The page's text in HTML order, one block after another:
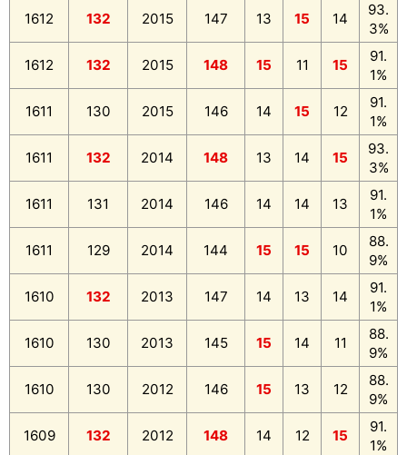
1612 132 2015 147 13 15 14
93.
3%
1612 132 2015 148 15 11 15
91.
1%
1611 130 2015 146 14 15 12
91.
1%
1611 132 2014 148 13 14 15
93.
3%
1611 131 2014 146 14 14 13
91.
1%
1611 129 2014 144 15 15 10
88.
9%
1610 132 2013 147 14 13 14
91.
1%
1610 130 2013 145 15 14 11
88.
9%
1610 130 2012 146 15 13 12
88.
9%
1609 132 2012 148 14 12 15
91.
1%